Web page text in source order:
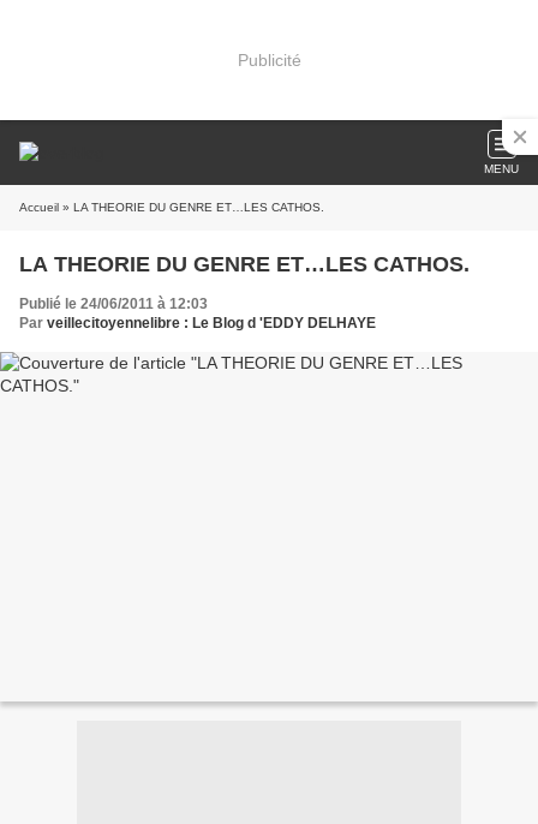
Publicité
MENU
Accueil » LA THEORIE DU GENRE ET…LES CATHOS.
LA THEORIE DU GENRE ET…LES CATHOS.
Publié le 24/06/2011 à 12:03
Par veillecitoyennelibre : Le Blog d 'EDDY DELHAYE